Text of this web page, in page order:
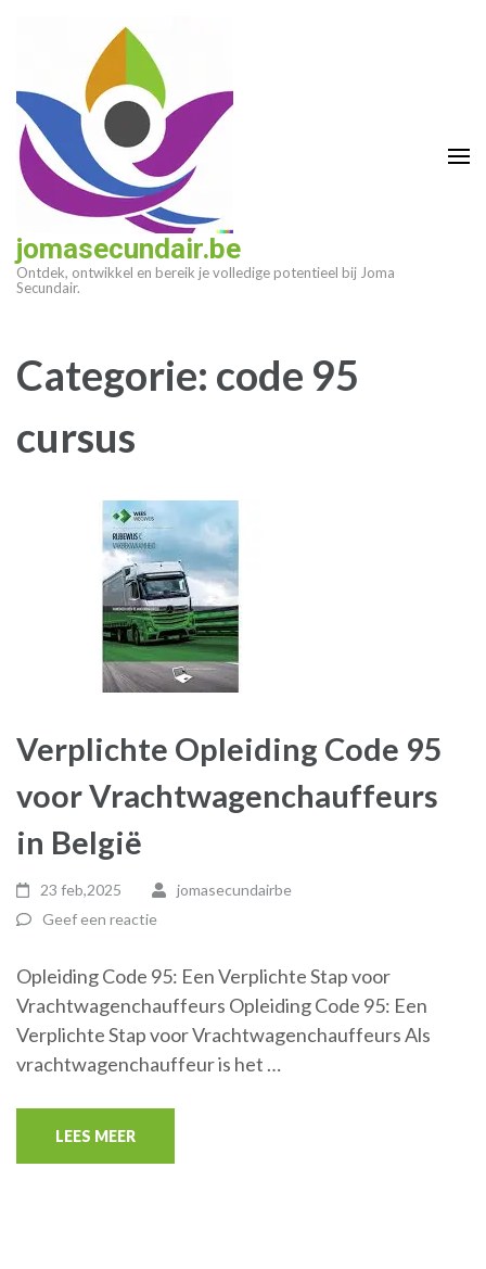
(druk
enter)
jomasecundair.be
Ontdek, ontwikkel en bereik je volledige potentieel bij Joma
Secundair.
Categorie: code 95
cursus
Verplichte Opleiding Code 95
voor Vrachtwagenchauffeurs
in België
23 feb,2025
jomasecundairbe
Geef een reactie
Opleiding Code 95: Een Verplichte Stap voor
Vrachtwagenchauffeurs Opleiding Code 95: Een
Verplichte Stap voor Vrachtwagenchauffeurs Als
vrachtwagenchauffeur is het …
LEES MEER